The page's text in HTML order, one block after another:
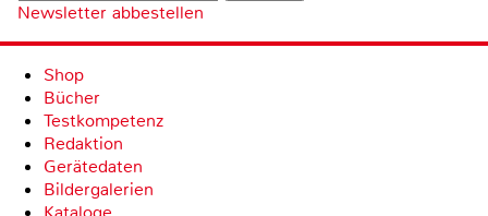
Newsletter abbestellen
Shop
Bücher
Testkompetenz
Redaktion
Gerätedaten
Bildergalerien